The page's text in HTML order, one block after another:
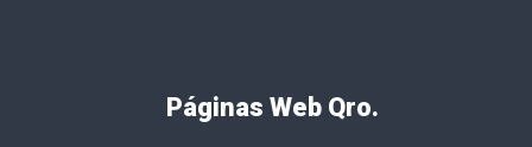
Páginas Web Qro.